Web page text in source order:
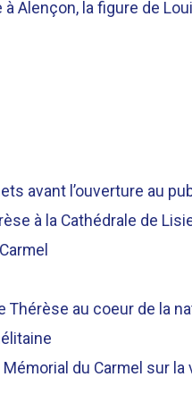
Alençon, la figure de
avant l’ouverture au
à la Cathédrale de
au coeur de la
du Carmel sur la